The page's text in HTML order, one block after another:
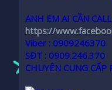
ANH EM AI CẦN
https://
Viber : 0909246370
SĐT : 0909.246.370
CHUYÊN CUNG